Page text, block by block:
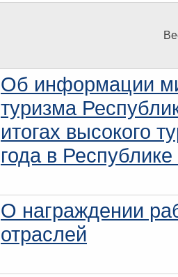
Об информации
туризма
итогах высокого
года в
О награждении
отраслей